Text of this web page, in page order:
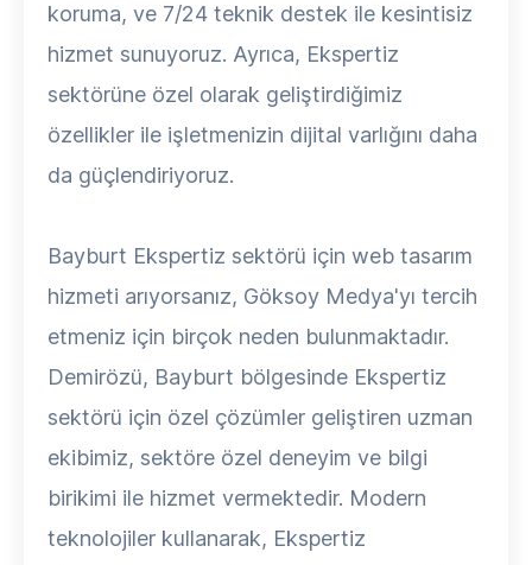
koruma, ve 7/24 teknik destek ile kesintisiz
hizmet sunuyoruz. Ayrıca, Ekspertiz
sektörüne özel olarak geliştirdiğimiz
özellikler ile işletmenizin dijital varlığını daha
da güçlendiriyoruz.
Bayburt Ekspertiz sektörü için web tasarım
hizmeti arıyorsanız, Göksoy Medya'yı tercih
etmeniz için birçok neden bulunmaktadır.
Demirözü, Bayburt bölgesinde Ekspertiz
sektörü için özel çözümler geliştiren uzman
ekibimiz, sektöre özel deneyim ve bilgi
birikimi ile hizmet vermektedir. Modern
teknolojiler kullanarak, Ekspertiz